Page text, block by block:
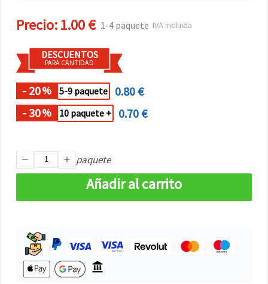
Precio:1.00 € 1-4 paquete IVA incluida
DESCUENTOS
PARA CANTIDAD
- 20% 5-9 paquete
0.80 €
- 30% 10 paquete + 0.70 €
paquete
Añadir al carrito